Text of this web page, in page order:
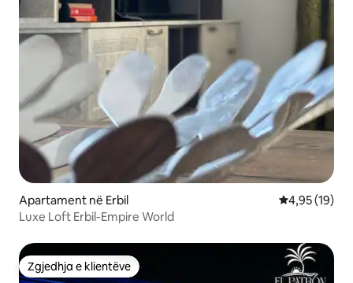
Apartament në Erbil Vlerësimi
4,95 (19)
Luxe Loft Erbil-Empire World
Zgjedhja e klientëve
Zgjedhja e klientëve